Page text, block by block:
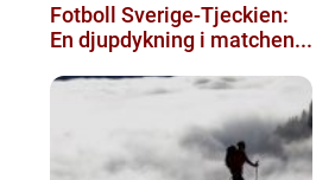
Fotboll Sverige-Tjeckien:
En djupdykning i matchen...